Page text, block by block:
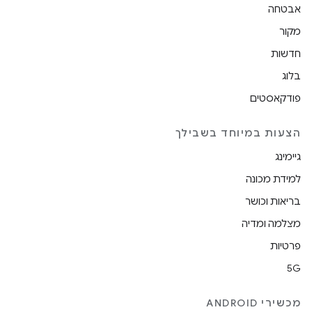
אבטחה
מקור
חדשות
בלוג
פודקאסטים
הצעות במיוחד בשבילך
גיימינג
למידת מכונה
בריאות וכושר
מצלמה ומדיה
פרטיות
5G
מכשירי ANDROID